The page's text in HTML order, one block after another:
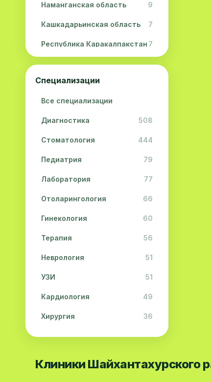
Наманганская область 9
Кашкадарьинская область 7
Республика Каракалпакстан 7
Навоийская область 5
Джизакская область
Сурхандарьинская область
Сырдарьинская область 2
Хорезмская область 2
Специализации
Все специализации
Диагностика 508
Стоматология 444
Педиатрия 79
Лаборатория 77
Отоларингология 66
Гинекология 60
Терапия 56
Неврология 51
УЗИ 51
Кардиология 49
Хирургия 36
Физиотерапия 31
Клиники Шайхантахурского